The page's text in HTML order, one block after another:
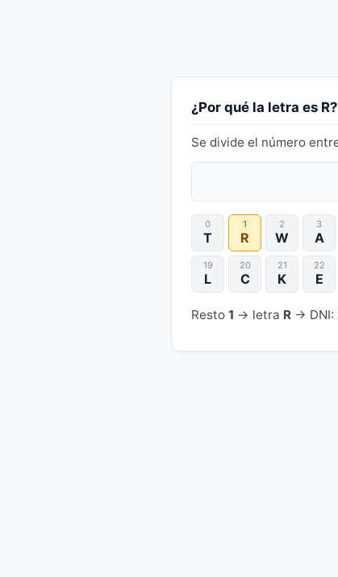
¿Por qué la letra es R?
Se divide el número
0
T
1
R
2
W
3
A
19
L
20
C
21
K
22
E
Resto 1 → letra R → DNI: